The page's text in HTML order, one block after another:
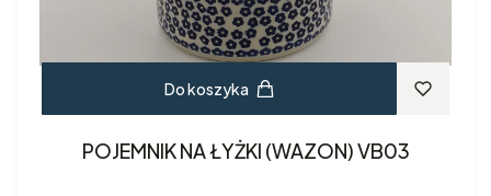
Do koszyka
POJEMNIK NA ŁYŻKI (WAZON) VB03